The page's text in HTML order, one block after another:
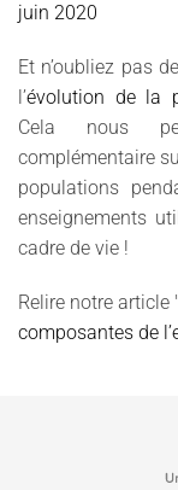
juin 2020
Et n’oubliez pas
l’évolution de la
Cela nous
complémentaire
populations
enseignements
cadre de vie !
Relire notre article "
composantes de